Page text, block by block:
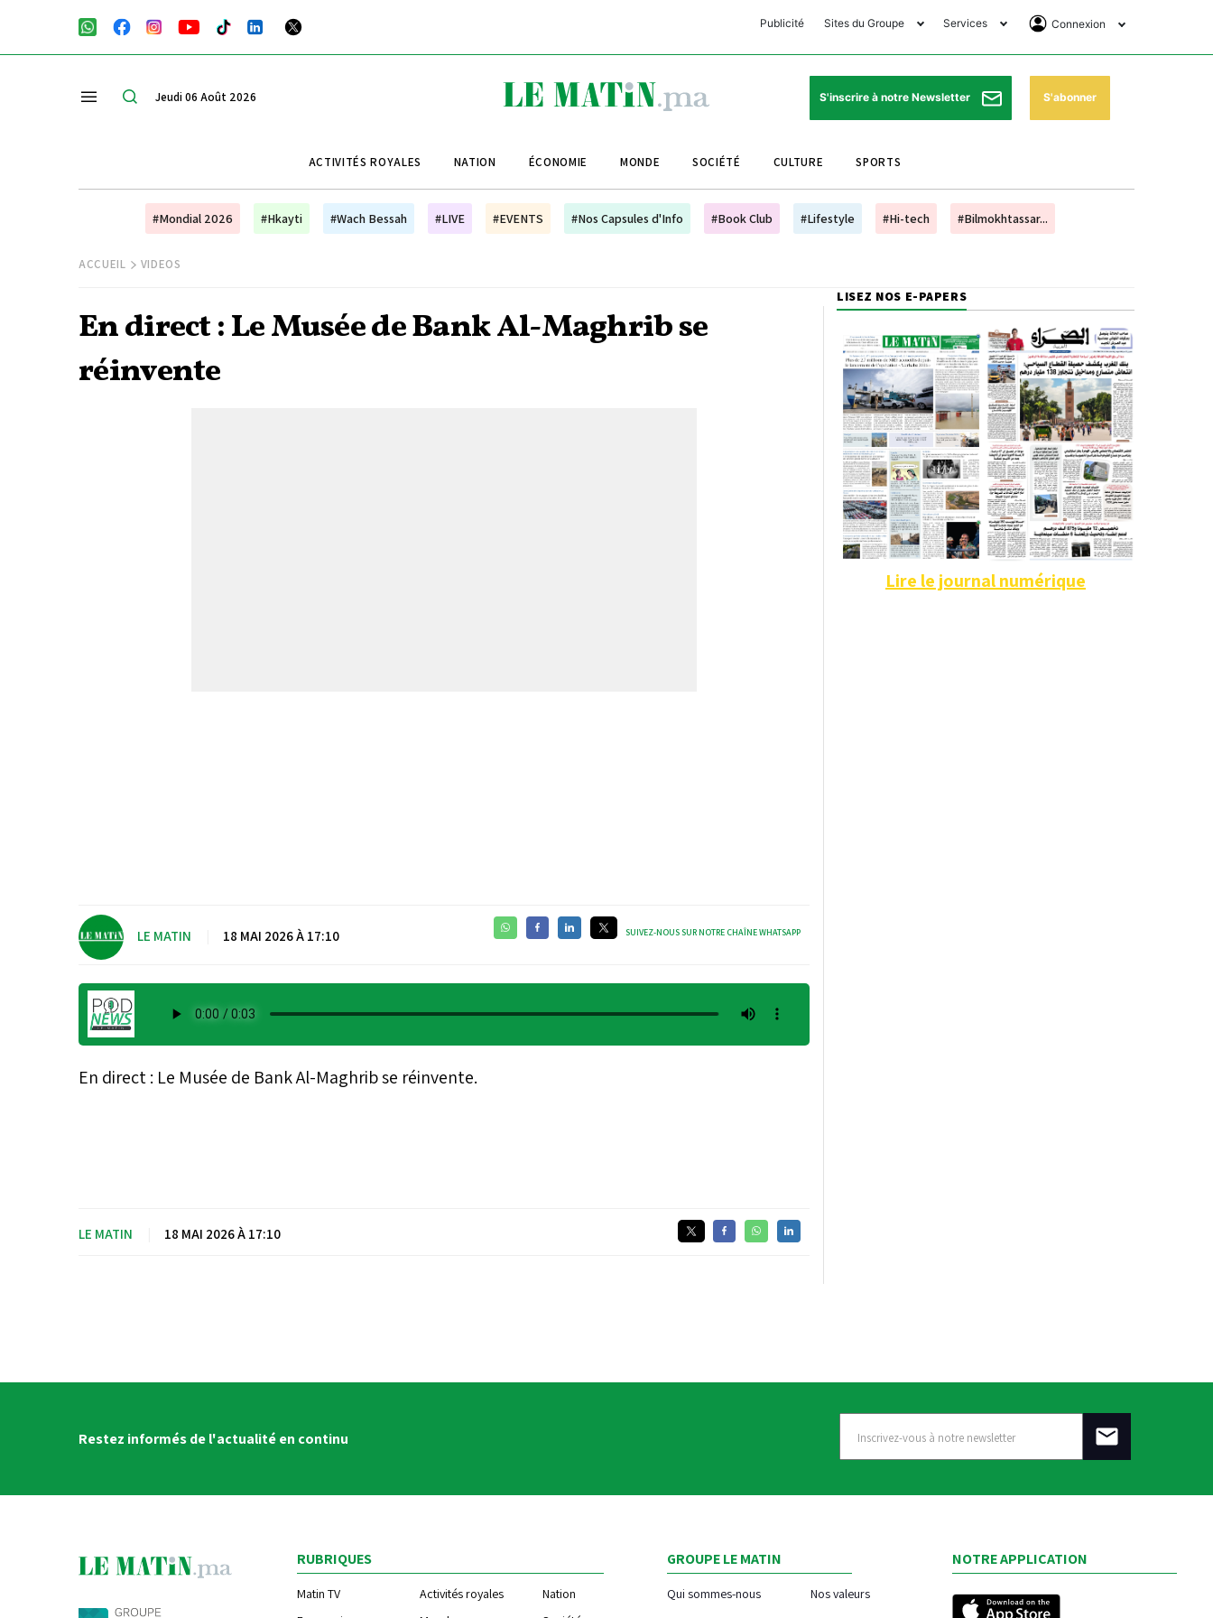
Publicité Sites du Groupe
Club Avantages
Le Matin Sports
Le Matin Store
Le Matin Annonces
Morocco Today Forum
Bookclub
Services
Horaires de prières
Pharmacies de garde
Programme TV
Cinéma
Connexion
Se Connecter
Abonnement
Jeudi 06 Août 2026 S'inscrire à notre Newsletter S'abonner
ACTIVITÉS ROYALES NATION ÉCONOMIE MONDE SOCIÉTÉ CULTURE SPORTS
#Mondial 2026 #Hkayti #Wach Bessah #LIVE #EVENTS #Nos Capsules d'Info #Book Club #Lifestyle #Hi-tech #Bilmokhtassar...
ACCUEIL VIDEOS
En direct : Le Musée de Bank Al-Maghrib se
réinvente
LE MATIN 18 MAI 2026 À 17:10 SUIVEZ-NOUS SUR NOTRE CHAÎNE WHATSAPP
En direct : Le Musée de Bank Al-Maghrib se réinvente.
LE MATIN 18 MAI 2026 À 17:10
LISEZ NOS E-PAPERS
Lire le journal numérique
Restez informés de l'actualité en continu
RUBRIQUES
Matin TV Activités royales
Nation
GROUPE LE MATIN
Qui sommes-nous
Nos valeurs
NOTRE APPLICATION